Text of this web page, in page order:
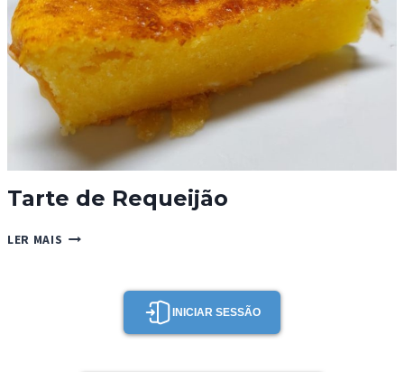
Tarte de Requeijão
LER MAIS TARTE
INICIAR SESSÃO